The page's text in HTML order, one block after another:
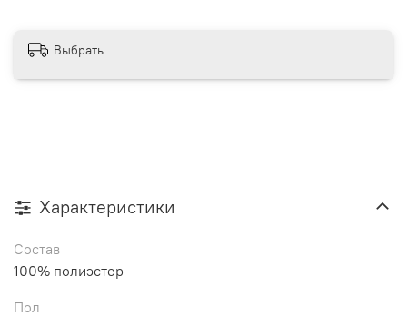
Выбрать
Характеристики
Состав
100% полиэстер
Пол